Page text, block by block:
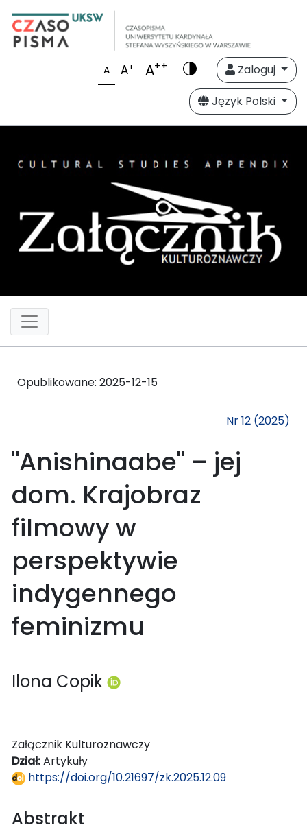
A A+ A++
Zaloguj
Język Polski
Opublikowane: 2025-12-15
Nr 12 (2025)
"Anishinaabe" – jej
dom. Krajobraz
filmowy w
perspektywie
indygennego
feminizmu
Ilona Copik
Załącznik Kulturoznawczy
Dział:Artykuły
https://doi.org/10.21697/zk.2025.12.09
Abstrakt